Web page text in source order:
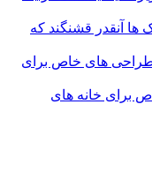
ها آنقدر قشنگند که
های خاص برای
برای خانه های